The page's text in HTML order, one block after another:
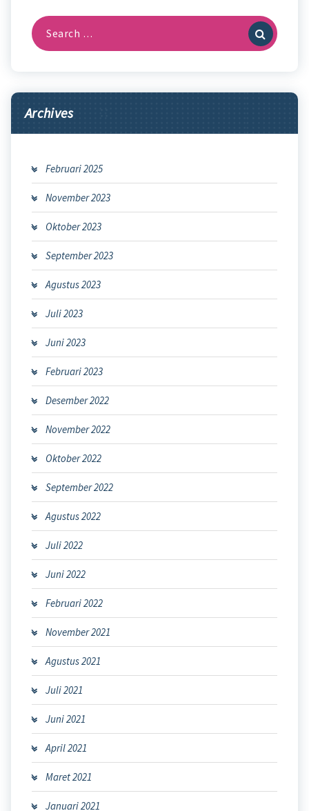
Search
for:
Archives
Februari 2025
November 2023
Oktober 2023
September 2023
Agustus 2023
Juli 2023
Juni 2023
Februari 2023
Desember 2022
November 2022
Oktober 2022
September 2022
Agustus 2022
Juli 2022
Juni 2022
Februari 2022
November 2021
Agustus 2021
Juli 2021
Juni 2021
April 2021
Maret 2021
Januari 2021